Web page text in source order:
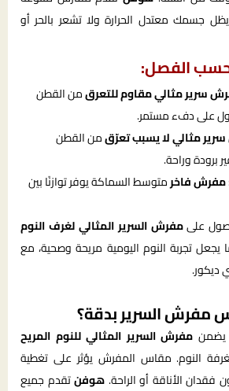
جسمك معتدل الحرارة ولا تشعر بالحر أو
حسب الفصل:
سرير مثالي مقاوم للتعرقمن القطن
على دفء مستمر.
مثالي لا يسبب تعرّقمن القطن
برودة وراحة.
مفرش فاخرمتوسط السماكة يوفر توازنًا بين
علىمفرش السرير المثالي لغرف النوم
تجربة النوم اليومية مريحة وصحية، مع
ديكور.
مفرش السرير بدقة؟
يضمن مفرش السرير المثالي للنوم المريح
النوم. مقاس المفرش يؤثر على تغطية
فقدان الأناقة أو الراحة. هوفنتقدم جميع